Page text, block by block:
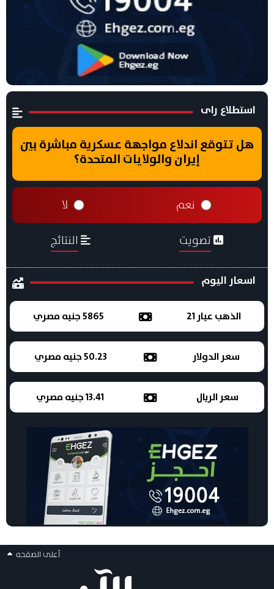
استطلاع راى
هل تتوقع اندلاع مواجهة عسكرية مباشرة بين
إيران والولايات المتحدة؟
نعم لا
تصويت النتائج
اسعار اليوم
الذهب عيار 21 5865 جنيه مصري
سعر الدولار 50.23 جنيه مصري
سعر الريال 13.41 جنيه مصري
أعلى الصفحه